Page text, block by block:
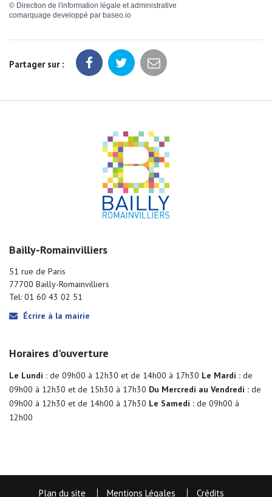
© Direction de l'information légale et administrative
comarquage developpé par baseo.io
Partager sur :
Bailly-Romainvilliers
51 rue de Paris
77700 Bailly-Romainvilliers
Tel: 01 60 43 02 51
Écrire à la mairie
Horaires d'ouverture
Le Lundi : de 09h00 à 12h30 et de 14h00 à 17h30 Le Mardi : de
09h00 à 12h30 et de 15h30 à 17h30 Du Mercredi au Vendredi : de
09h00 à 12h30 et de 14h00 à 17h30 Le Samedi : de 09h00 à
12h00
Plan du site Mentions Légales Crédits